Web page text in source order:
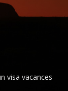
visa vacances